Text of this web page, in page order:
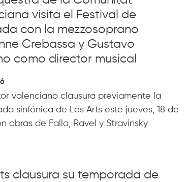
visita el Festival de
con la mezzosoprano
Crebassa y Gustavo
como director musical
valenciano clausura previamente la
sinfónica de Les Arts este jueves, 18 de
obras de Falla, Ravel y Stravinsky
clausura su temporada de